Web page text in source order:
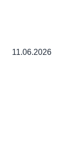
11.06.2026